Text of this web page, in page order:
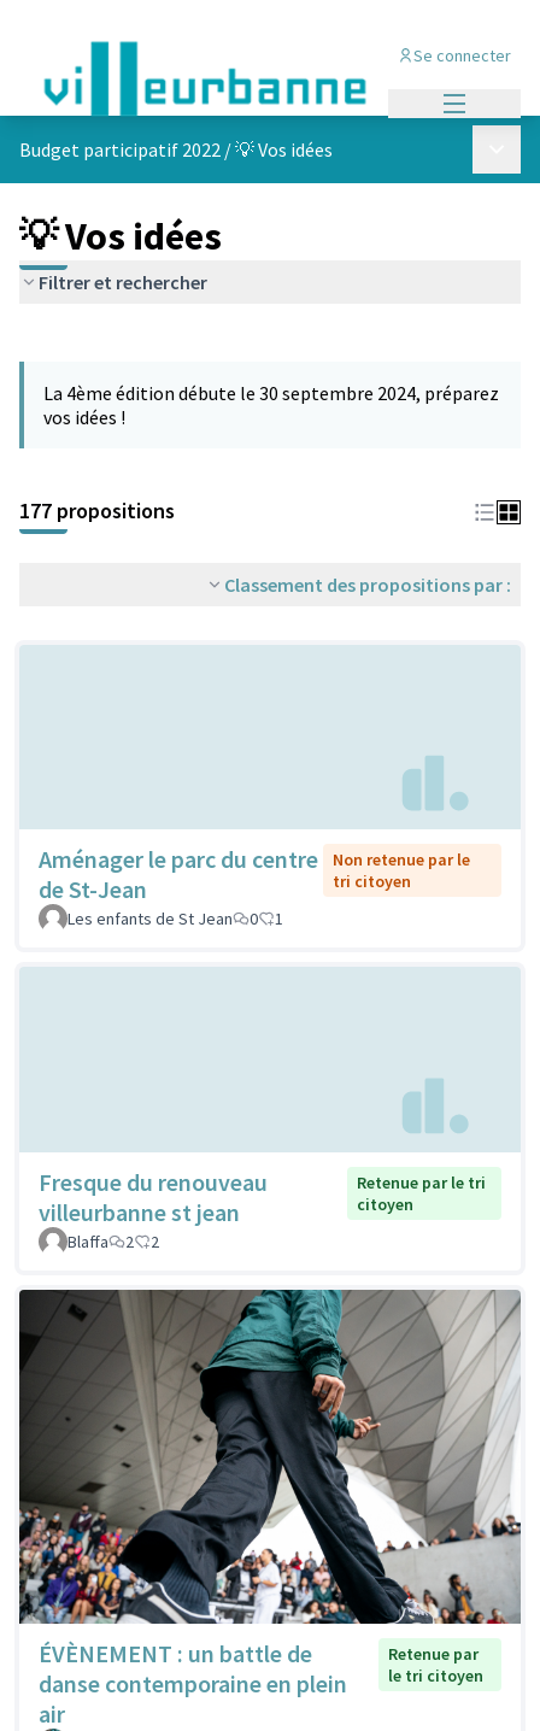
Se connecter
Budget participatif 2022 /💡 Vos idées
💡 Vos idées
Filtrer et rechercher
−
La 4ème édition débute le 30 septembre 2024, préparez
vos idées !
177 propositions
Classement des propositions par :
Aménager le parc du centre
de St-Jean
Non retenue par le
tri citoyen
Les enfants de St Jean
0 1
Fresque du renouveau
villeurbanne st jean
Retenue par le tri
citoyen
Blaffa
2 2
ÉVÈNEMENT : un battle de
danse contemporaine en plein
air
Retenue par
le tri citoyen